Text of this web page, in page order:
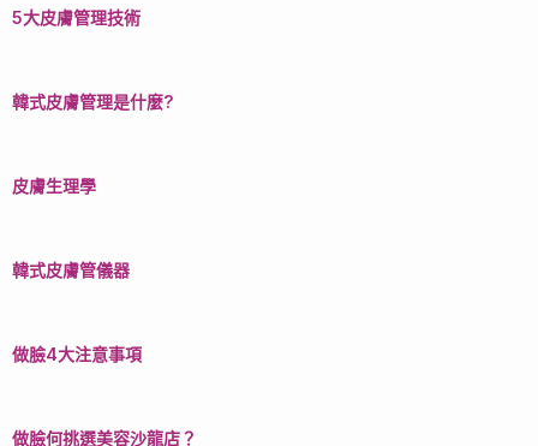
5大皮膚管理技術
韓式皮膚管理是什麼?
皮膚生理學
韓式皮膚管儀器
做臉4大注意事項
做臉何挑選美容沙龍店？